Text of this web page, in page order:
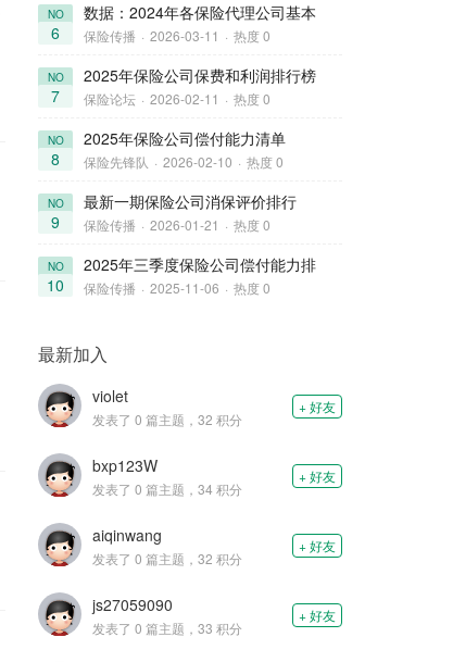
NO
6
数据：2024年各保险代理公司基本
保险传播 · 2026-03-11 · 热度 0
NO
7
2025年保险公司保费和利润排行榜
保险论坛 · 2026-02-11 · 热度 0
NO
8
2025年保险公司偿付能力清单
保险先锋队 · 2026-02-10 · 热度 0
NO
9
最新一期保险公司消保评价排行
保险传播 · 2026-01-21 · 热度 0
NO
10
2025年三季度保险公司偿付能力排
保险传播 · 2025-11-06 · 热度 0
最新加入
violet
发表了 0 篇主题，32 积分
+ 好友
bxp123W
发表了 0 篇主题，34 积分
+ 好友
aiqinwang
发表了 0 篇主题，32 积分
+ 好友
js27059090
发表了 0 篇主题，33 积分
+ 好友